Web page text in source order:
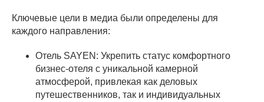
Ключевые цели в медиа были определены для
каждого направления:
Отель SAYEN: Укрепить статус комфортного
бизнес-отеля с уникальной камерной
атмосферой, привлекая как деловых
путешественников, так и индивидуальных